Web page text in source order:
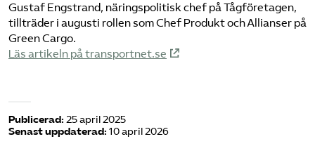
Gustaf Engstrand, näringspolitisk chef på Tågföretagen,
tillträder i augusti rollen som Chef Produkt och Allianser på
Green Cargo.
Läs artikeln på transportnet.se
Publicerad: 25 april 2025
Senast uppdaterad: 10 april 2026